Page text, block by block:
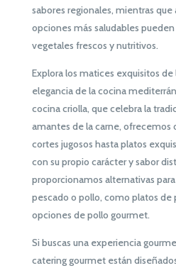
sabores regionales, mientras que
opciones más saludables
vegetales frescos y nutritivos.
Explora los matices exquisitos de
elegancia de la cocina
cocina criolla, que celebra la
amantes de la carne, ofrecemos
cortes jugosos hasta platos
con su propio carácter y sabor
proporcionamos alternativas
pescado o pollo, como platos de
opciones de pollo gourmet.
Si buscas una experiencia
catering gourmet están